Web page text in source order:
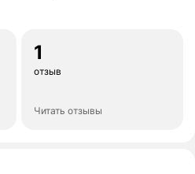
1
отзыв
Читать отзывы